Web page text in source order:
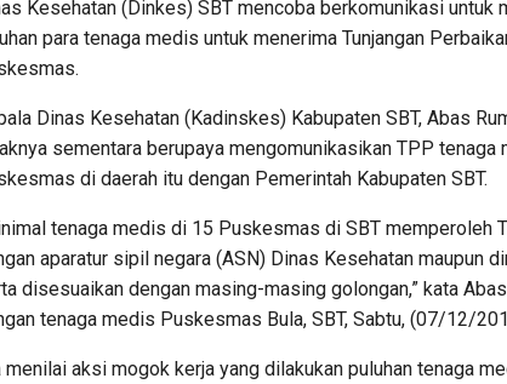
Kesehatan (Dinkes) SBT mencoba berkomunikasi untuk
para tenaga medis untuk menerima Tunjangan
Dinas Kesehatan (Kadinskes) Kabupaten SBT, Abas
sementara berupaya mengomunikasikan TPP tenaga
di daerah itu dengan Pemerintah Kabupaten SBT.
tenaga medis di 15 Puskesmas di SBT memperoleh
aparatur sipil negara (ASN) Dinas Kesehatan maupun
disesuaikan dengan masing-masing golongan,” kata
tenaga medis Puskesmas Bula, SBT, Sabtu, (07/12/
menilai aksi mogok kerja yang dilakukan puluhan tenaga